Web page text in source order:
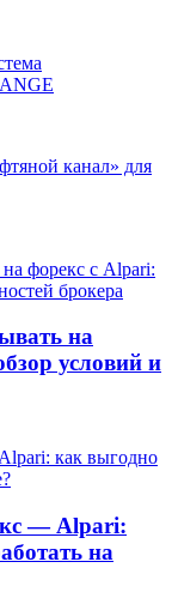
на
условий и
— Alpari:
на